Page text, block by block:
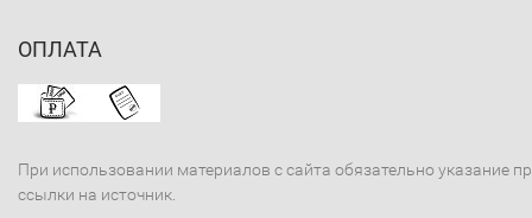
ОПЛАТА
При использовании материалов с сайта обязательно указание
ссылки на источник.